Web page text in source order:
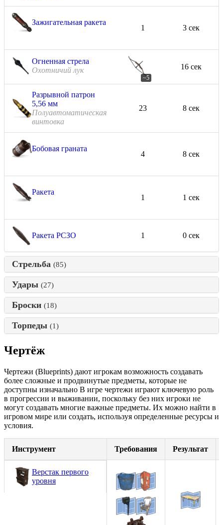
Зажигательная ракета
1 3 сек
Огненная стрела
Охотничий лук
~5
16 сек
Разрывной патрон
5,56 мм
Полуавтоматическая
винтовка
23 8 сек
Бобовая граната
4 8 сек
Ракета
1 1 сек
Ракета РСЗО 1 0 сек
Стрельба (85)
Удары (27)
Броски (18)
Торпеды (1)
Чертёж
Чертежи (Blueprints) дают игрокам возможность создавать
более сложные и продвинутые предметы, которые не
доступны изначально В игре чертежи играют ключевую роль
в прогрессии и выживании, поскольку без них игроки не
могут создавать многие важные предметы. Их можно найти в
игровом мире или создать, используя определенные ресурсы и
условия.
Инструмент Требования Результат
Верстак первого
уровня